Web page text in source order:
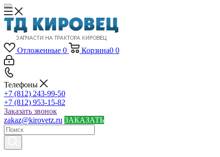
Отложенные 0 Корзина0 0
Телефоны
+7 (812) 243-99-50
+7 (812) 953-15-82
Заказать звонок
zakaz@kirovetz.ru ЗАКАЗАТЬ